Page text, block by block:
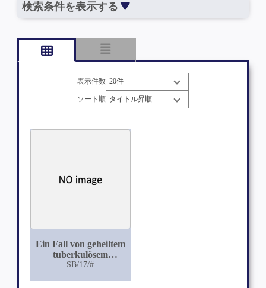
検索条件を表示する
表示件数
ソート順
Ein Fall von geheiltem
tuberkulösem
Geschwüre
SB/17/#